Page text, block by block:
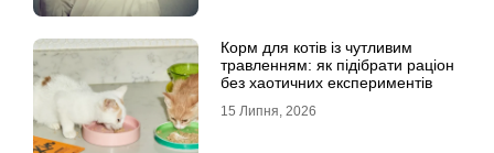
Корм для котів із чутливим
травленням: як підібрати раціон
без хаотичних експериментів
15 Липня, 2026